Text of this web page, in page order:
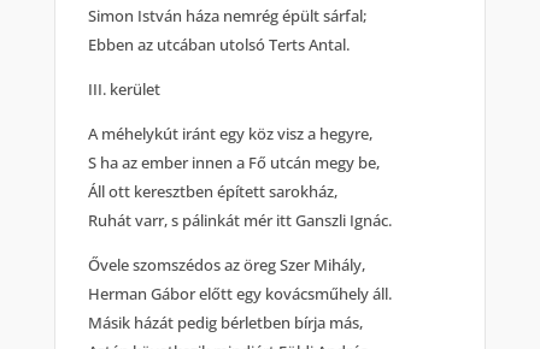
Simon István háza nemrég épült sárfal;
Ebben az utcában utolsó Terts Antal.
III. kerület
A méhelykút iránt egy köz visz a hegyre,
S ha az ember innen a Fő utcán megy be,
Áll ott keresztben épített sarokház,
Ruhát varr, s pálinkát mér itt Ganszli Ignác.
Ővele szomszédos az öreg Szer Mihály,
Herman Gábor előtt egy kovácsműhely áll.
Másik házát pedig bérletben bírja más,